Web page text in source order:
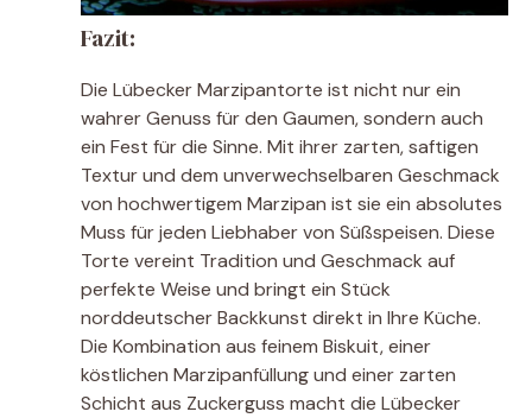
Fazit:
Die Lübecker Marzipantorte ist nicht nur ein
wahrer Genuss für den Gaumen, sondern auch
ein Fest für die Sinne. Mit ihrer zarten, saftigen
Textur und dem unverwechselbaren Geschmack
von hochwertigem Marzipan ist sie ein absolutes
Muss für jeden Liebhaber von Süßspeisen. Diese
Torte vereint Tradition und Geschmack auf
perfekte Weise und bringt ein Stück
norddeutscher Backkunst direkt in Ihre Küche.
Die Kombination aus feinem Biskuit, einer
köstlichen Marzipanfüllung und einer zarten
Schicht aus Zuckerguss macht die Lübecker